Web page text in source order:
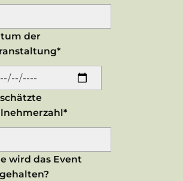
der
wird das Event